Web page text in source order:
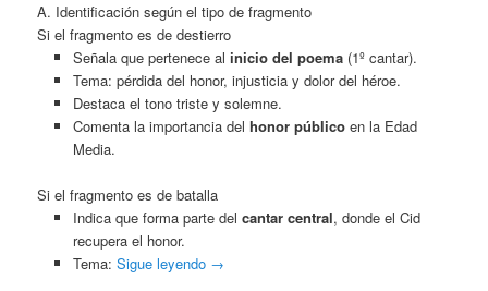
A. Identificación según el tipo de fragmento
Si el fragmento es de destierro
Señala que pertenece al inicio del poema(1º cantar).
Tema: pérdida del honor, injusticia y dolor del héroe.
Destaca el tono triste y solemne.
Comenta la importancia del honor públicoen la Edad
Media.
Si el fragmento es de batalla
Indica que forma parte del cantar central, donde el Cid
recupera el honor.
Tema: Sigue leyendo →